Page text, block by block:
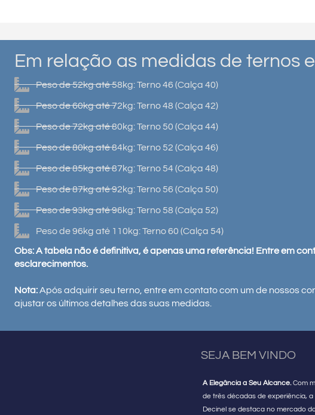
Em relação as medidas de ternos
Peso de 52kg até 58kg: Terno 46 (Calça 40)
Peso de 60kg até 72kg: Terno 48 (Calça 42)
Peso de 72kg até 80kg: Terno 50 (Calça 44)
Peso de 80kg até 84kg: Terno 52 (Calça 46)
Peso de 85kg até 87kg: Terno 54 (Calça 48)
Peso de 87kg até 92kg: Terno 56 (Calça 50)
Peso de 93kg até 96kg: Terno 58 (Calça 52)
Peso de 96kg até 110kg: Terno 60 (Calça 54)
Obs: A tabela não é definitiva, é apenas uma referência! Entre em
esclarecimentos.
Nota:Após adquirir seu terno, entre em contato com um de nossos
ajustar os últimos detalhes das suas medidas.
SEJA BEM VINDO
A Elegância a Seu Alcance.Com
de três décadas de experiência, a
Decinel se destaca no mercado